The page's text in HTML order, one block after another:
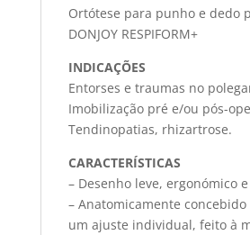
Ortótese para punho e dedo
DONJOY RESPIFORM+
INDICAÇÕES
Entorses e traumas no
Imobilização pré e/ou pós-
Tendinopatias, rhizartrose.
CARACTERÍSTICAS
– Desenho leve, ergonómico
– Anatomicamente
um ajuste individual, feito à